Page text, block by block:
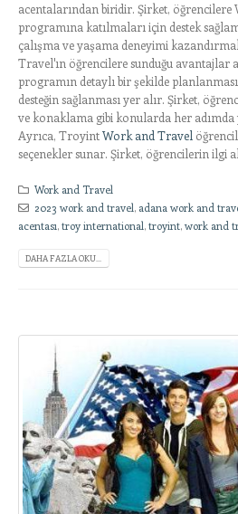
acentalarından biridir. Şirket,
programına katılmaları için destek
çalışma ve yaşama deneyimi
Travel'ın öğrencilere sunduğu avantajlar
programın detaylı bir şekilde
desteğin sağlanması yer alır. Şirket,
ve konaklama gibi konularda her adımda
Ayrıca, TroyintWork and Travel
seçenekler sunar. Şirket, öğrencilerin ilgi
Work and Travel
2023 work and travel, adana work and
acentası,troy international,troyint,work and
DAHA FAZLA OKU...